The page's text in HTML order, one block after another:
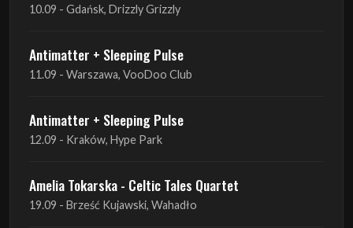
10.09 - Gdańsk, Drizzly Grizzly
Antimatter + Sleeping Pulse
11.09 - Warszawa, VooDoo Club
Antimatter + Sleeping Pulse
12.09 - Kraków, Hype Park
Amelia Tokarska - Celtic Tales Quartet
19.09 - Brześć Kujawski, Wahadło